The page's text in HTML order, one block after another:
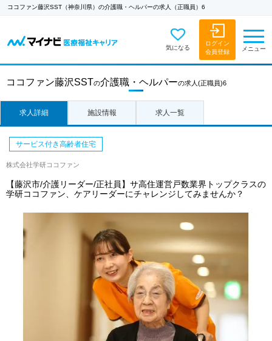
ココファン藤沢SST（神奈川県）の介護職・ヘルパーの求人（正職員）6
気になる
ログイン
会員登録
メニュー
ココファン藤沢SSTの介護職・ヘルパーの求人 (正職員)6
求人詳細 施設情報 求人一覧
サービス付き高齢者住宅
株式会社学研ココファン
【藤沢市/介護リーダー/正社員】サ高住運営戸数業界トップクラスの
学研ココファン、ケアリーダーにチャレンジしてみませんか？